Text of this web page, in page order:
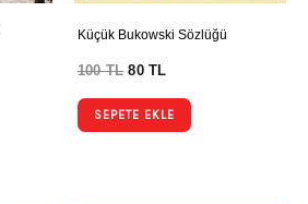
Küçük Bukowski Sözlüğü
100TL 80TL
SEPETE EKLE